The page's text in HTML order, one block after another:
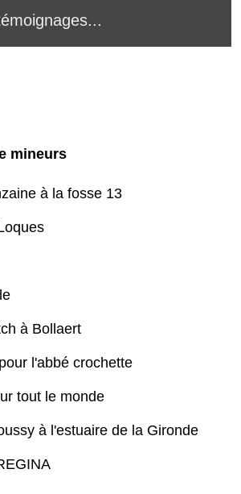
mineurs
à la fosse 13
à Bollaert
l'abbé crochette
tout le monde
à l'estuaire de la Gironde